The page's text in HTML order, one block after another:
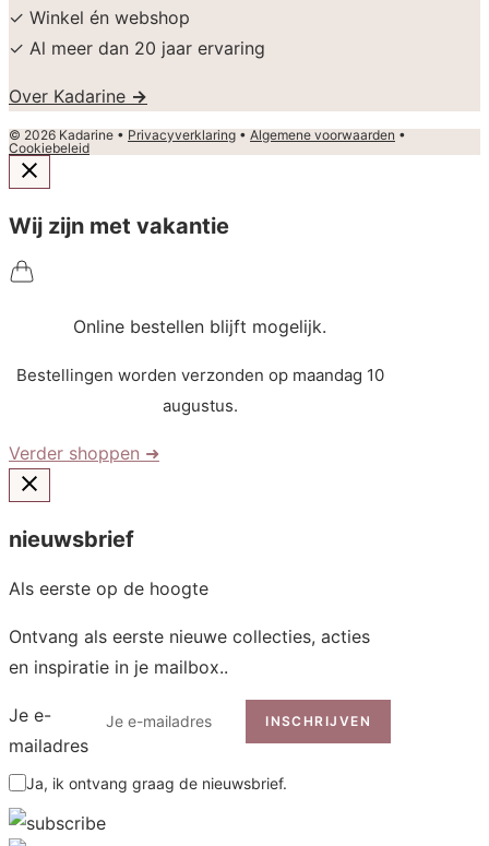
✓ Winkel én webshop
✓ Al meer dan 20 jaar ervaring
Over Kadarine →
© 2026 Kadarine • Privacyverklaring • Algemene voorwaarden •
Cookiebeleid
Wij zijn met vakantie
Online bestellen blijft mogelijk.
Bestellingen worden verzonden op maandag 10
augustus.
Verder shoppen ➜
nieuwsbrief
Als eerste op de hoogte
Ontvang als eerste nieuwe collecties, acties
en inspiratie in je mailbox..
Je e-
mailadres
INSCHRIJVEN
Ja, ik ontvang graag de nieuwsbrief.